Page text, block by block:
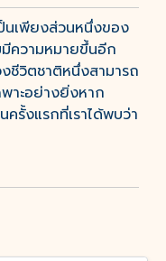
นเพียงส่วนหนึ่งของ
ความหมายขึ้นอีก
ชีวิตชาติหนึ่งสามารถ
าะอย่างยิ่งหาก
ครั้งแรกที่เราได้พบว่า